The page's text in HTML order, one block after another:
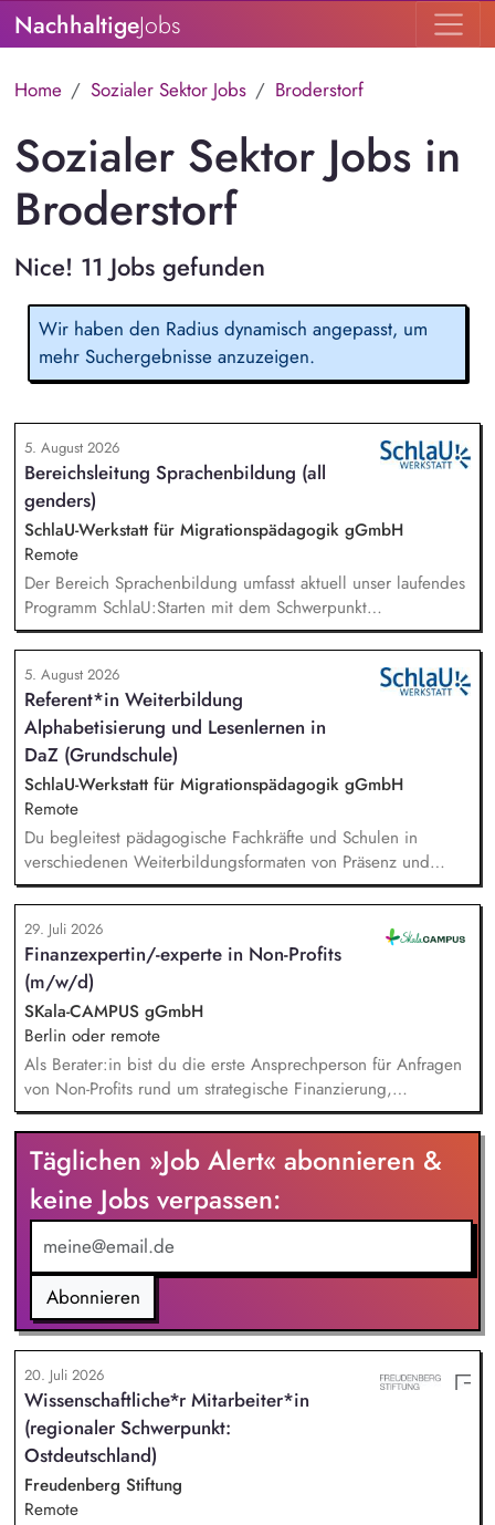
NachhaltigeJobs
Home Sozialer Sektor Jobs Broderstorf
Sozialer Sektor Jobs in
Broderstorf
Nice! 11 Jobs gefunden
Wir haben den Radius dynamisch angepasst, um
mehr Suchergebnisse anzuzeigen.
5. August 2026
Bereichsleitung Sprachenbildung (all
genders)
SchlaU-Werkstatt für Migrationspädagogik gGmbH
Remote
Der Bereich Sprachenbildung umfasst aktuell unser laufendes
Programm SchlaU:Starten mit dem Schwerpunkt
"Alphabetisierung in DaZ für die Grundschule" sowie
zukünftig weitere auf Unterrichtsmaterial bezogene Projekte
mit den Schwerpunkten sprachensensibles und
rassismuskritisches Deutschlernen von der Grundschule bis in
die Berufliche Bildung. Der Bereich Sprachenbildung
entwickelt in seinen Projekten dazu zielgruppengerechte und
innovative Unterrichtsmaterialien und begleitet pädagogische
Fachkräfte mit daran angeschlossenen
Weiterbildungsangeboten online wie offline.
5. August 2026
Referent*in Weiterbildung
Alphabetisierung und Lesenlernen in
DaZ (Grundschule)
SchlaU-Werkstatt für Migrationspädagogik gGmbH
Remote
Du begleitest pädagogische Fachkräfte und Schulen in
verschiedenen Weiterbildungsformaten von Präsenz und
Online-Workshops bis hin zu pädogischen Tagen und erstellst
Online-Selbstlernkurse für unsere Plattform schlau-lernen.org.
Die inhaltlichen Schwerpunkte liegen dabei auf den
Bereichen Lesen lernen, Mehrsprachigkeitsbewusstsein und
Alphabetisierung in der Grundschule.
29. Juli 2026
Finanzexpertin/-experte in Non-Profits
(m/w/d)
SKala-CAMPUS gGmbH
Berlin oder remote
Als Berater:in bist du die erste Ansprechperson für Anfragen
von Non-Profits rund um strategische Finanzierung,
Finanzmanagement und Fundraising. Dabei entwickelst du
den gesamten Prozess von der Anfrage über
Angebotserstellung bis zur eigenverantwortlichen Umsetzung.
Auf Basis der jeweiligen Herausforderungen entwickelst du
passgenaue Beratungsprozesse und berätst Organisationen zu
zentralen Fragen ihrer finanziellen Steuerung und
strategischen Weiterentwicklung.
Täglichen »Job Alert« abonnieren &
keine Jobs verpassen:
Abonnieren
20. Juli 2026
Wissenschaftliche*r Mitarbeiter*in
(regionaler Schwerpunkt:
Ostdeutschland)
Freudenberg Stiftung
Remote